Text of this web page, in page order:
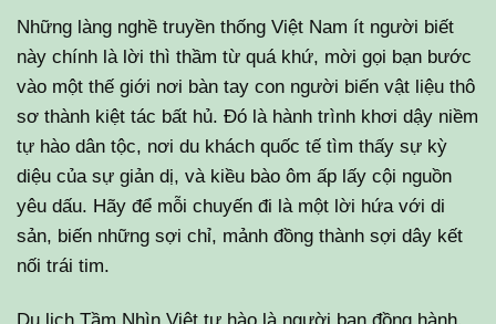
Những làng nghề truyền thống Việt Nam ít người biết
này chính là lời thì thầm từ quá khứ, mời gọi bạn bước
vào một thế giới nơi bàn tay con người biến vật liệu thô
sơ thành kiệt tác bất hủ. Đó là hành trình khơi dậy niềm
tự hào dân tộc, nơi du khách quốc tế tìm thấy sự kỳ
diệu của sự giản dị, và kiều bào ôm ấp lấy cội nguồn
yêu dấu. Hãy để mỗi chuyến đi là một lời hứa với di
sản, biến những sợi chỉ, mảnh đồng thành sợi dây kết
nối trái tim.